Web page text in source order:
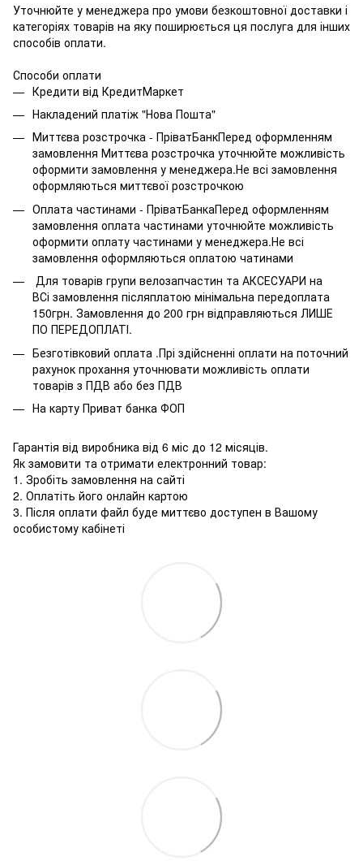
Уточнюйте у менеджера про умови безкоштовної доставки і
категоріях товарів на яку поширюється ця послуга для інших
способів оплати.
Способи оплати
Кредити від КредитМаркет
Накладений платіж "Нова Пошта"
Миттєва розстрочка - ПріватБанкПеред оформленням
замовлення Миттєва розстрочка уточнюйте можливість
оформити замовлення у менеджера.Не всі замовлення
оформляються миттєвої розстрочкою
Оплата частинами - ПріватБанкаПеред оформленням
замовлення оплата частинами уточнюйте можливість
оформити оплату частинами у менеджера.Не всі
замовлення оформляються оплатою чатинами
Для товарів групи велозапчастин та АКСЕСУАРИ на
ВСі замовлення післяплатою мінімальна передоплата
150грн. Замовлення до 200 грн відправляються ЛИШЕ
ПО ПЕРЕДОПЛАТІ.
Безготівковий оплата .Прі здійсненні оплати на поточний
рахунок прохання уточнювати можливість оплати
товарів з ПДВ або без ПДВ
На карту Приват банка ФОП
Гарантія від виробника від 6 міс до 12 місяців.
Як замовити та отримати електронний товар:
1. Зробіть замовлення на сайті
2. Оплатіть його онлайн картою
3. Після оплати файл буде миттєво доступен в Вашому
особистому кабінеті